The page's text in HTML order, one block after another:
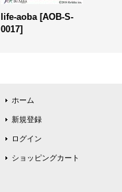
life-aoba [AOB-S-
0017]
ホーム
新規登録
ログイン
ショッピングカート